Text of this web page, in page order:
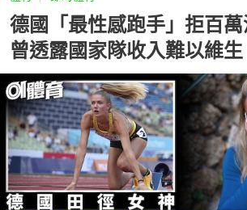
德國「最性感跑手」拒百
曾透露國家隊收入難以維生